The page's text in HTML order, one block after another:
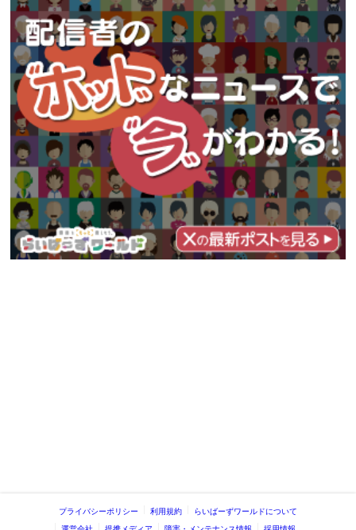
プライバシーポリシー 利用規約 らいばーずワールドについて